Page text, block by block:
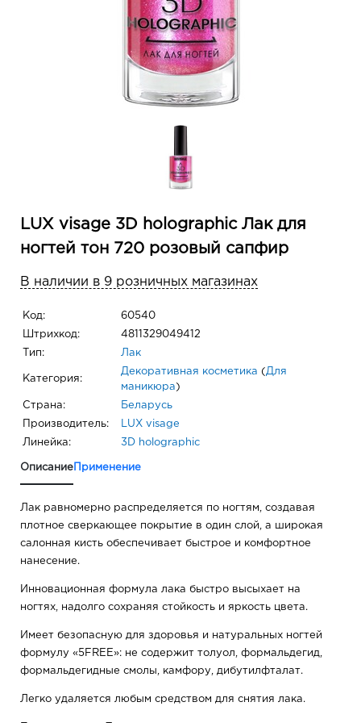
LUX visage 3D holographic Лак для
ногтей тон 720 розовый сапфир
В наличии в 9 розничных магазинах
Код: 60540
Штрихкод: 4811329049412
Тип: Лак
Категория:
Декоративная косметика ( Для
маникюра )
Страна: Беларусь
Производитель: LUX visage
Линейка: 3D holographic
Описание Применение
Лак равномерно распределяется по ногтям, создавая
плотное сверкающее покрытие в один слой, а широкая
салонная кисть обеспечивает быстрое и комфортное
нанесение.
Инновационная формула лака быстро высыхает на
ногтях, надолго сохраняя стойкость и яркость цвета.
Имеет безопасную для здоровья и натуральных ногтей
формулу «5FREE»: не содержит толуол, формальдегид,
формальдегидные смолы, камфору, дибутилфталат.
Легко удаляется любым средством для снятия лака.